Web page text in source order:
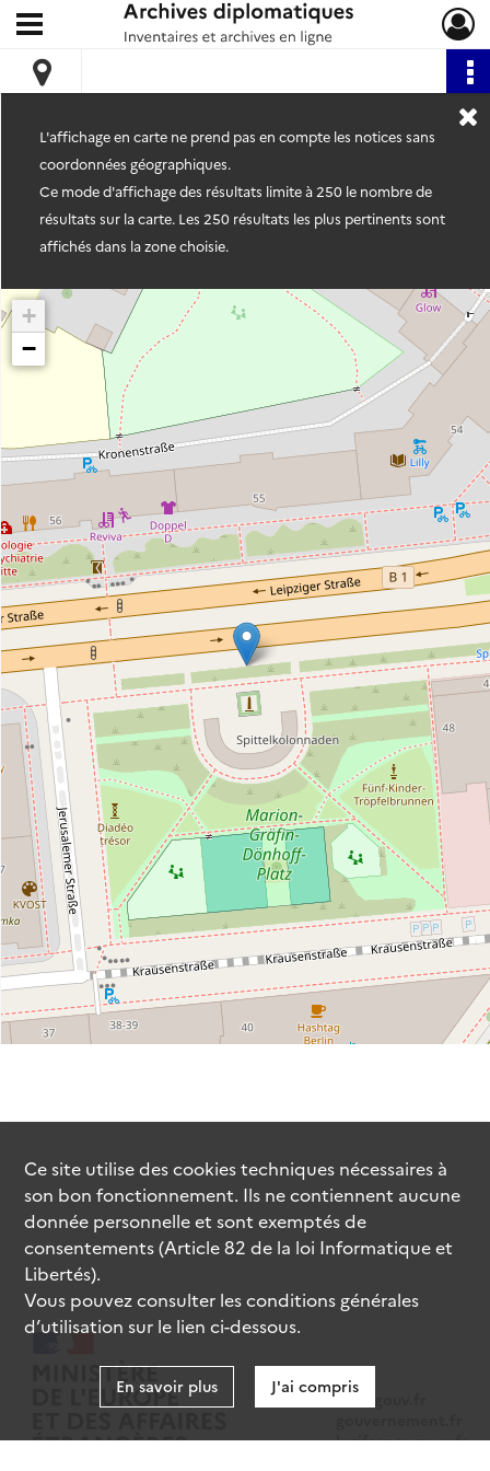
Archives diplomatiques
Ouvrir le menu déroulant
L'affichage en carte ne prend pas en compte les notices sans
coordonnées géographiques.
Ce mode d'affichage des résultats limite à 250 le nombre de
résultats sur la carte. Les 250 résultats les plus pertinents sont
affichés dans la zone choisie.
+
−
data.gouv.fr
legifrance.gouv.fr
Ce site utilise descookiestechniques nécessaires à
son bon fonctionnement. Ils ne contiennent aucune
donnée personnelle et sont exemptés de
consentements (Article 82 de la loi Informatique et
Libertés).
Vous pouvez consulter les conditions générales
d’utilisation sur le lien ci-dessous.
En savoir plus J'ai compris